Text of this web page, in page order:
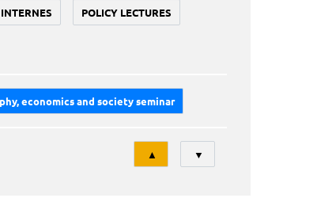
POLICY LECTURES
economics and society seminar
Tri
▲ ▼